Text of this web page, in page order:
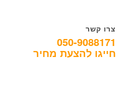
צרו קשר
050-9088171
חייגו להצעת מחיר